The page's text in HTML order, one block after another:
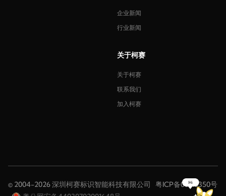
企业新闻
行业新闻
关于柯赛
关于柯赛
联系我们
加入柯赛
© 2004-2026 深圳柯赛标识智能科技有限公司
粤ICP备08116350号